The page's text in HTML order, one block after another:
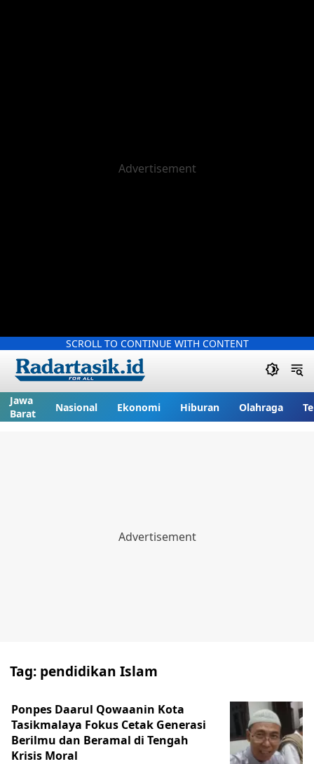
SCROLL TO CONTINUE WITH CONTENT
Jawa
Barat
Nasional Ekonomi Hiburan Olahraga
Tag: pendidikan Islam
Ponpes Daarul Qowaanin Kota
Tasikmalaya Fokus Cetak Generasi
Berilmu dan Beramal di Tengah
Krisis Moral